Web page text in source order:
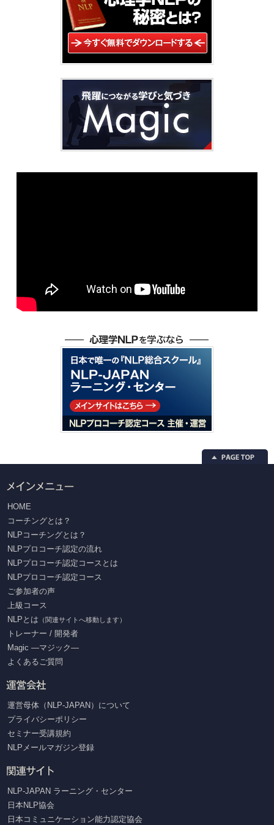
HOME
コーチングとは？
NLPコーチングとは？
NLPプロコーチ認定の流れ
NLPプロコーチ認定コースとは
NLPプロコーチ認定コース
ご参加者の声
上級コース
NLPとは （関連サイトへ移動します）
トレーナー / 開発者
Magic ―マジック―
よくあるご質問
運営母体（NLP-JAPAN）について
プライバシーポリシー
セミナー受講規約
NLPメールマガジン登録
NLP-JAPAN ラーニング・センター
日本NLP協会
日本コミュニケーション能力認定協会